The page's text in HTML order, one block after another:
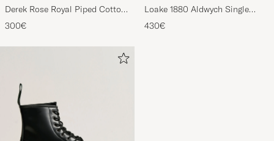
Derek Rose Royal Piped Cotton
Pyjama Set Navy
300€
Loake 1880 Aldwych Single
Oxford Black Calf
430€